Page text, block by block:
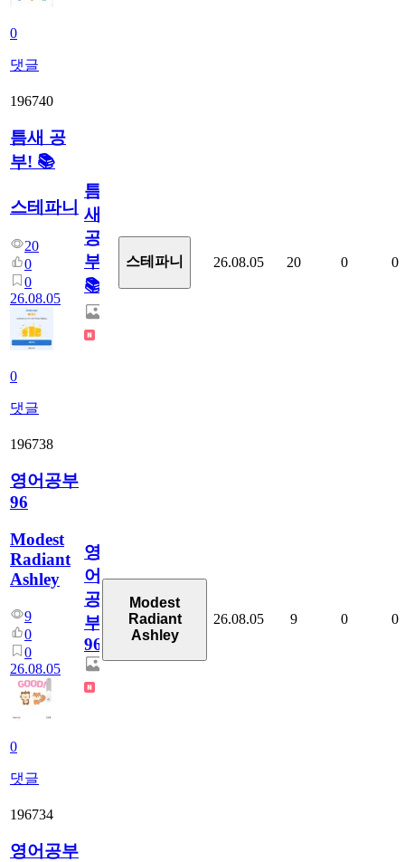
0
댓글
196740
틈새 공
부! 📚
스테파니
20
0
0
26.08.05
0
댓글
틈
새
공
부!
📚
스테파니 26.08.05 20 0 0
196738
영어공부
96
Modest
Radiant
Ashley
9
0
0
26.08.05
0
댓글
영
어
공
부
96
Modest
Radiant
Ashley
26.08.05 9 0 0
196734
영어공부